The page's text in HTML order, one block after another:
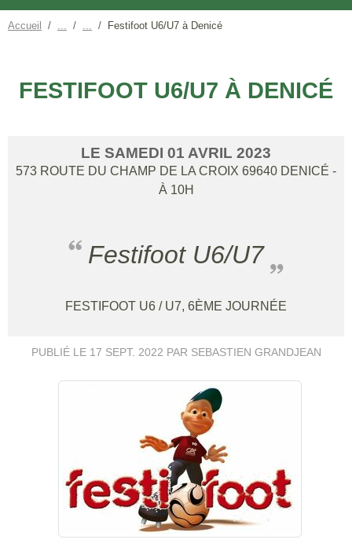
Accueil Festifoot U6/U7 à Denicé
FESTIFOOT U6/U7 À DENICÉ
LE SAMEDI 01 AVRIL 2023
573 ROUTE DU CHAMP DE LA CROIX 69640 DENICÉ -
À 10H
Festifoot U6/U7
FESTIFOOT U6 / U7, 6ÈME JOURNÉE
PUBLIÉ LE 17 SEPT. 2022 PAR SEBASTIEN GRANDJEAN